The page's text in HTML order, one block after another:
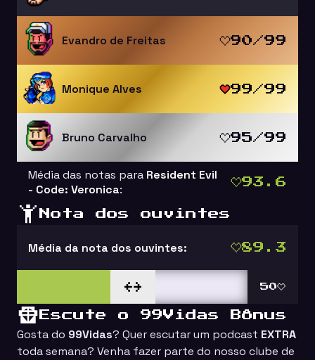
Evandro de Freitas 90/99
Monique Alves 99/99
Bruno Carvalho 95/99
Média das notas para Resident Evil
- Code: Veronica: 93.6
Nota dos ouvintes
Média da nota dos ouvintes: 89.3
50
Escute o 99Vidas Bônus
Gosta do 99Vidas? Quer escutar um podcast EXTRA
toda semana? Venha fazer parte do nosso clube de